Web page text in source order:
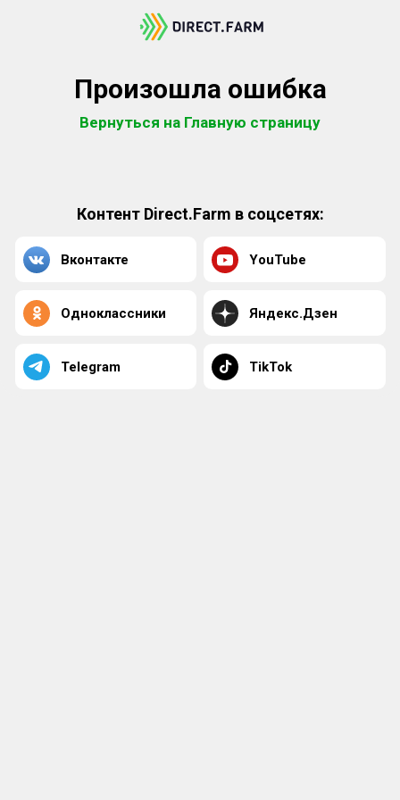
Произошла ошибка
Вернуться на Главную страницу
Контент Direct.Farm в соцсетях:
Вконтакте YouTube
Одноклассники Яндекс.Дзен
Telegram TikTok